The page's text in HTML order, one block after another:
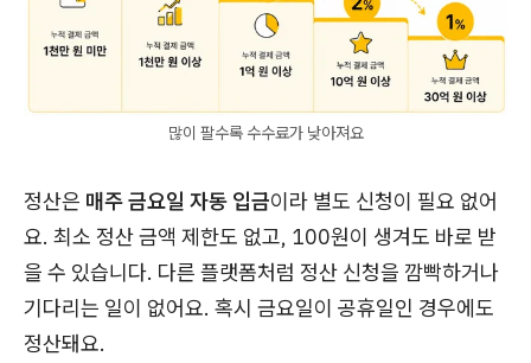
많이 팔수록 수수료가 낮아져요
정산은 매주 금요일 자동 입금이라 별도 신청이 필요 없어
요. 최소 정산 금액 제한도 없고, 100원이 생겨도 바로 받
을 수 있습니다. 다른 플랫폼처럼 정산 신청을 깜빡하거나
기다리는 일이 없어요. 혹시 금요일이 공휴일인 경우에도
정산돼요.